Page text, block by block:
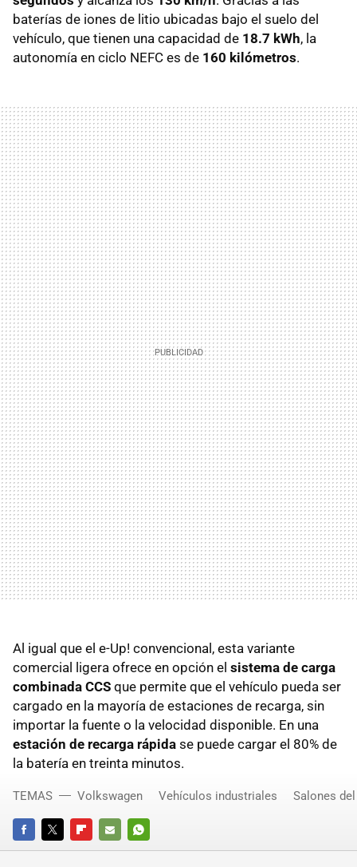
baterías de iones de litio ubicadas bajo el suelo del
vehículo, que tienen una capacidad de 18.7 kWh, la
autonomía en ciclo NEFC es de 160 kilómetros.
Al igual que el e-Up! convencional, esta variante
comercial ligera ofrece en opción el sistema de carga
combinada CCS que permite que el vehículo pueda ser
cargado en la mayoría de estaciones de recarga, sin
importar la fuente o la velocidad disponible. En una
estación de recarga rápida se puede cargar el 80% de
la batería en treinta minutos.
FACEBOOKTWITTERFLIPBOARD
E-
WHATSAPP
TEMAS Volkswagen Vehículos industriales Salones